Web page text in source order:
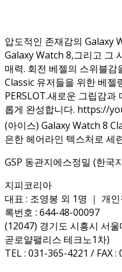
압도적인 존재감의 Galaxy
Galaxy Watch 8,그리고 그
매력. 회전 베젤의 스위블
Classic 유저들을 위한 베젤
PERSLOT.새로운 그립감
롭게 완성합니다. https://
(아이스) Galaxy Watch 8
은한 헤어라인 텍스처로 세
GSP 동관지에스정밀 (한국
지피코리아
대표 : 조영봉 외 1명 ｜ 개
록번호 : 644-48-00097
(12047) 경기도 시흥시 서
곧로얄팰리스 테크노1차)
TEL : 031-365-4221 / FAX